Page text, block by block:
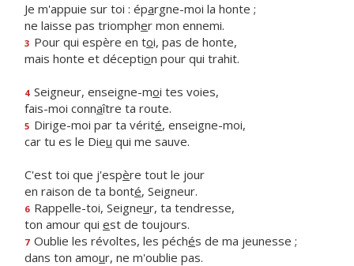
Je m'appuie sur toi : épargne-moi la honte ;
ne laisse pas triompher mon ennemi.
3 Pour qui espère en toi, pas de honte,
mais honte et déception pour qui trahit.
4 Seigneur, enseigne-moi tes voies,
fais-moi connaître ta route.
5 Dirige-moi par ta vérité, enseigne-moi,
car tu es le Dieu qui me sauve.
C'est toi que j'espère tout le jour
en raison de ta bonté, Seigneur.
6 Rappelle-toi, Seigneur, ta tendresse,
ton amour qui est de toujours.
7 Oublie les révoltes, les péchés de ma jeunesse ;
dans ton amour, ne m'oublie pas.